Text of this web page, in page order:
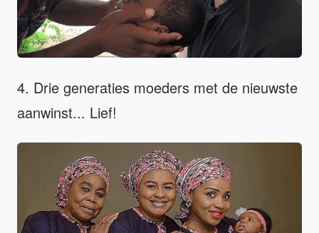
4. Drie generaties moeders met de nieuwste
aanwinst... Lief!